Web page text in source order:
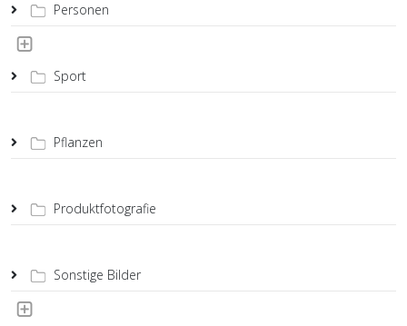
Personen
Sport
Pflanzen
Produktfotografie
Sonstige Bilder